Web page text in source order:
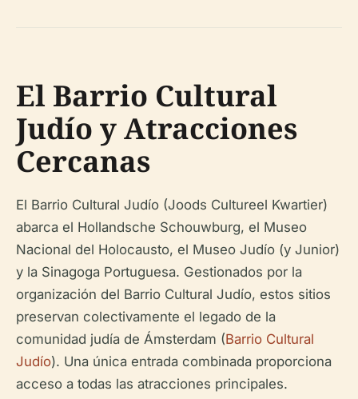
El Barrio Cultural
Judío y Atracciones
Cercanas
El Barrio Cultural Judío (Joods Cultureel Kwartier)
abarca el Hollandsche Schouwburg, el Museo
Nacional del Holocausto, el Museo Judío (y Junior)
y la Sinagoga Portuguesa. Gestionados por la
organización del Barrio Cultural Judío, estos sitios
preservan colectivamente el legado de la
comunidad judía de Ámsterdam (Barrio Cultural
Judío). Una única entrada combinada proporciona
acceso a todas las atracciones principales.